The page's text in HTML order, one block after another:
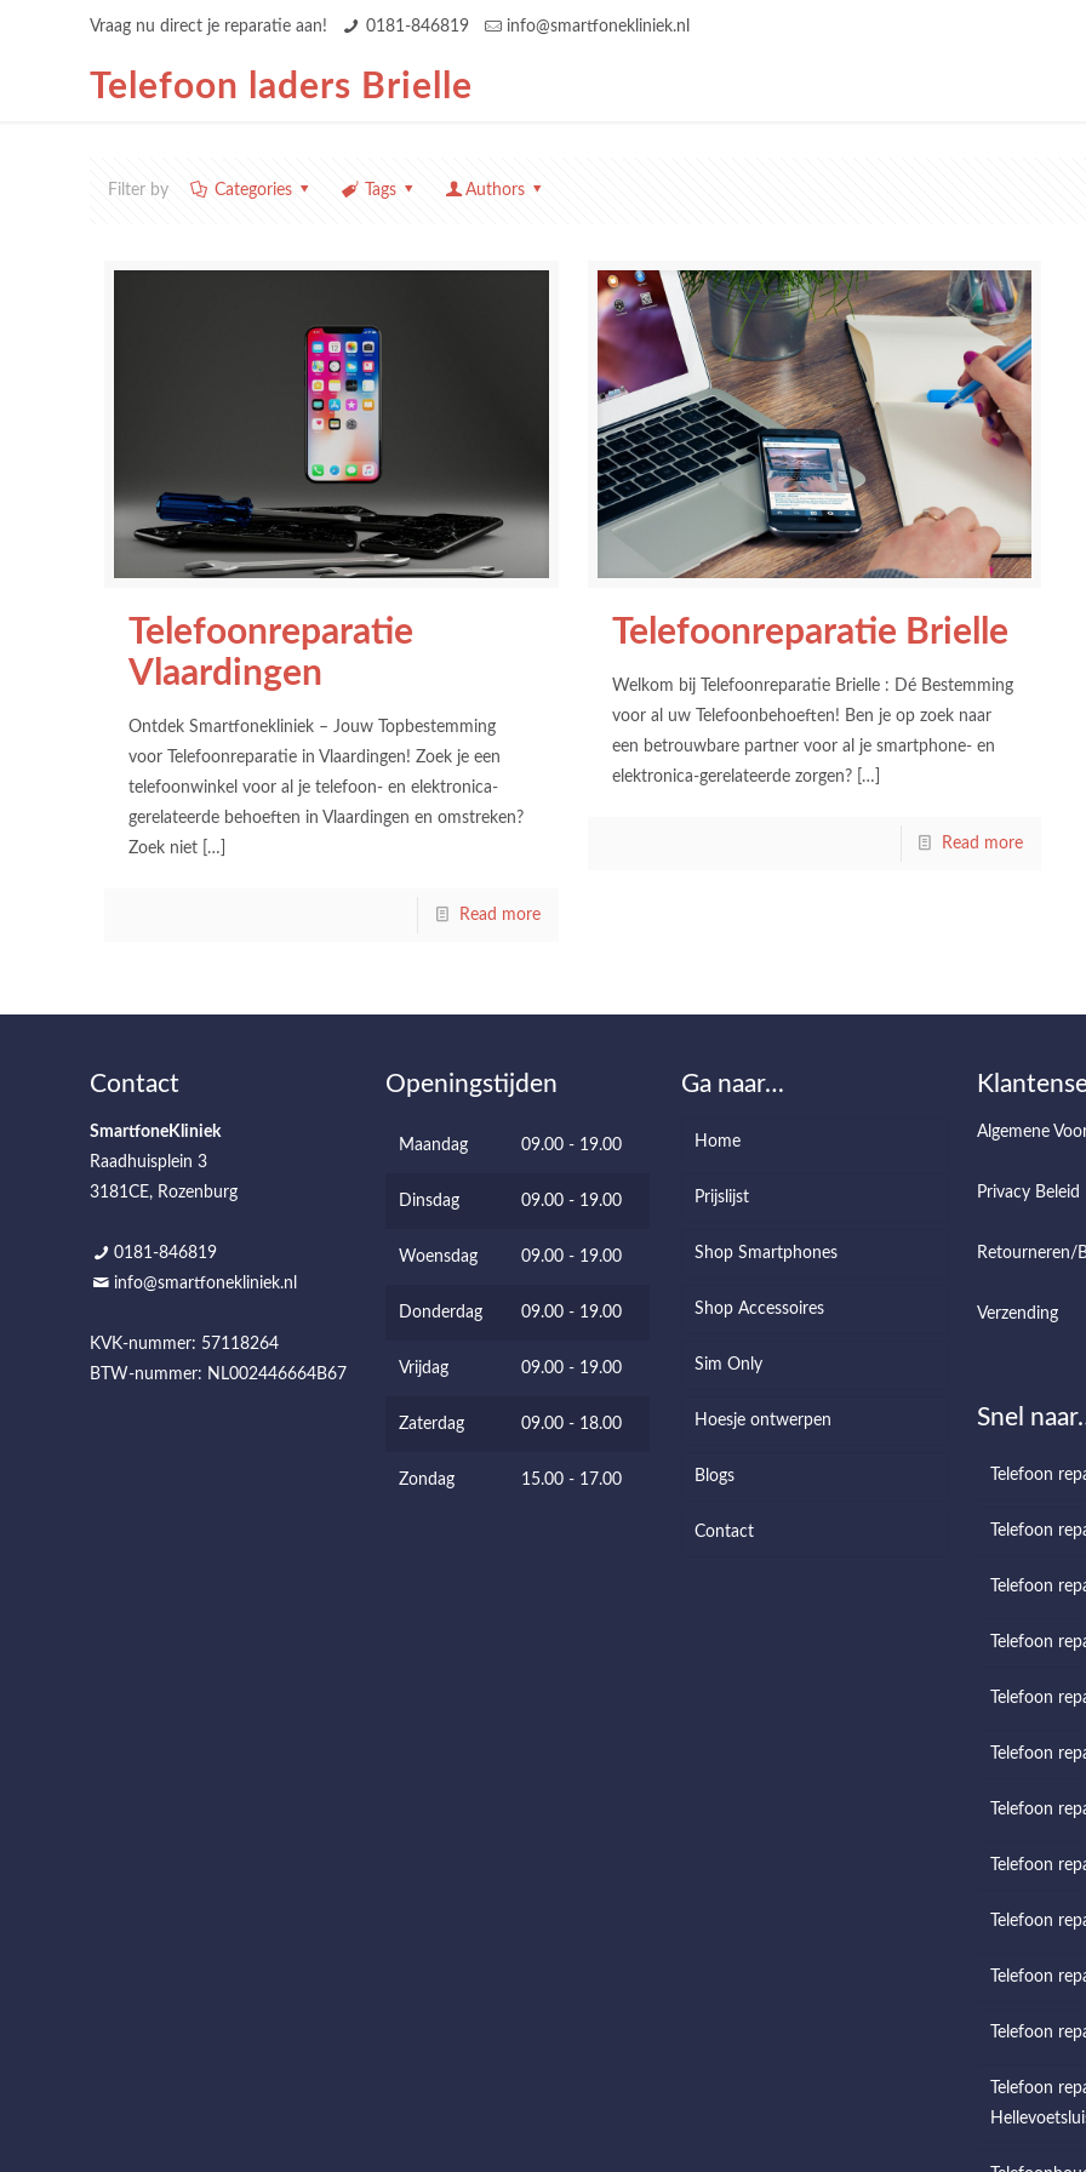
Vraag nu direct je reparatie aan! 0181-846819 info@smartfonekliniek.nl
Telefoon laders Brielle
Filter by Categories Tags Authors
Telefoonreparatie
Vlaardingen
Ontdek Smartfonekliniek – Jouw Topbestemming
voor Telefoonreparatie in Vlaardingen! Zoek je een
telefoonwinkel voor al je telefoon- en elektronica-
gerelateerde behoeften in Vlaardingen en omstreken?
Zoek niet […]
Read more
Telefoonreparatie Brielle
Welkom bij Telefoonreparatie Brielle : Dé Bestemming
voor al uw Telefoonbehoeften! Ben je op zoek naar
een betrouwbare partner voor al je smartphone- en
elektronica-gerelateerde zorgen?[…]
Read more
Contact
SmartfoneKliniek
Raadhuisplein 3
3181CE, Rozenburg
0181-846819
info@smartfonekliniek.nl
KVK-nummer: 57118264
BTW-nummer: NL002446664B67
Openingstijden
Maandag 09.00 - 19.00
Dinsdag 09.00 - 19.00
Woensdag 09.00 - 19.00
Donderdag 09.00 - 19.00
Vrijdag 09.00 - 19.00
Zaterdag 09.00 - 18.00
Zondag 15.00 - 17.00
Ga naar…
Home
Prijslijst
Shop Smartphones
Shop Accessoires
Sim Only
Hoesje ontwerpen
Blogs
Contact
Algemene
Privacy Beleid
Retourneren/
Verzending
Snel
Telefoon
Telefoon
Telefoon
Telefoon
Telefoon
Telefoon
Telefoon
Telefoon
Telefoon
Telefoon
Telefoon
Telefoon